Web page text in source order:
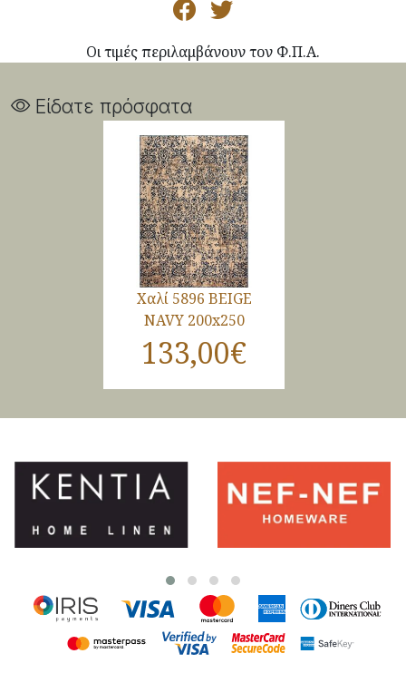
Οι τιμές περιλαμβάνουν τον Φ.Π.Α.
Είδατε πρόσφατα
Χαλί 5896 BEIGE
NAVY 200x250
133,00€